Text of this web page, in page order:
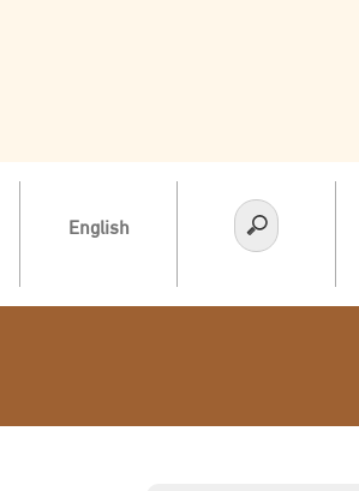
English